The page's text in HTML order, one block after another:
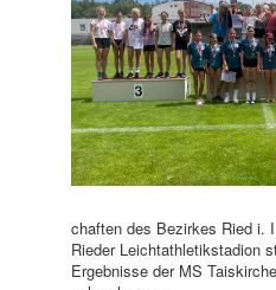
chaften des Bezirkes Ried i.
Rieder Leichtathletikstadion
Ergebnisse der MS